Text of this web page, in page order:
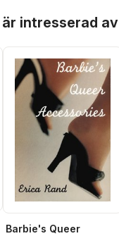
intresserad av
Barbie's Queer